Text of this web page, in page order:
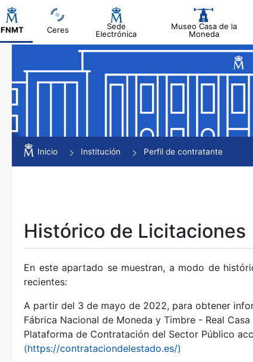
FNMT Ceres
Sede
Electrónica
Museo Casa de la
Moneda
Mostrar/Ocultar
Mostrar/Ocultar
Mostrar/Ocultar
Mostrar/Ocultar
Mostrar/Ocultar
Inicio Institución Perfil de contratante
Histórico de Licitaciones
En este apartado se muestran, a modo de
recientes:
A partir del 3 de mayo de 2022, para obtener
Fábrica Nacional de Moneda y Timbre - Real
Plataforma de Contratación del Sector Público
(https://contrataciondelestado.es/)